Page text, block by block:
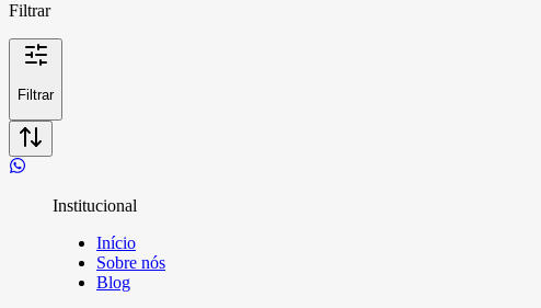
Filtrar
Filtrar
Institucional
Início
Sobre nós
Blog